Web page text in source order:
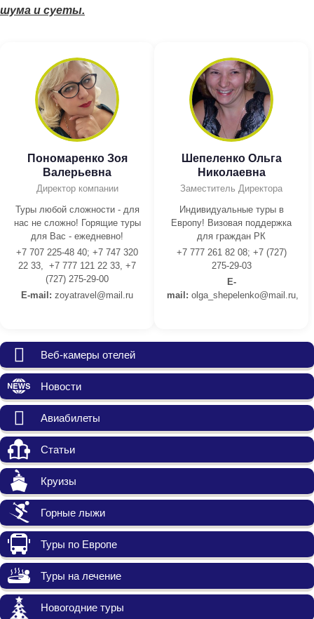
шума и суеты.
Пономаренко Зоя
Валерьевна
Директор компании
Туры любой сложности - для
нас не сложно! Горящие туры
для Вас - ежедневно!
+7 707 225-48 40; +7 747 320
22 33, +7 777 121 22 33, +7
(727) 275-29-00
E-mail: zoyatravel@mail.ru
Шепеленко Ольга
Николаевна
Заместитель Директора
Индивидуальные туры в
Европу! Визовая поддержка
для граждан РК
+7 777 261 82 08; +7 (727)
275-29-03
E-
mail: olga_shepelenko@mail.ru,
Веб-камеры отелей
Новости
Авиабилеты
Статьи
Круизы
Горные лыжи
Туры по Европе
Туры на лечение
Новогодние туры